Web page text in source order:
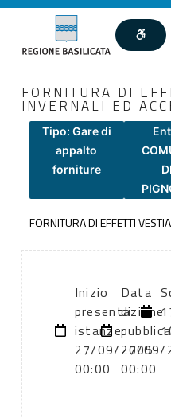
FORNITURA DI
INVERNALI ED
Tipo: Gare di
appalto
forniture
DI
FORNITURA DI EFFETTI
Inizio
presentazione
istanze:
27/09/2005
00:00
Data
di
27/09/
00:00